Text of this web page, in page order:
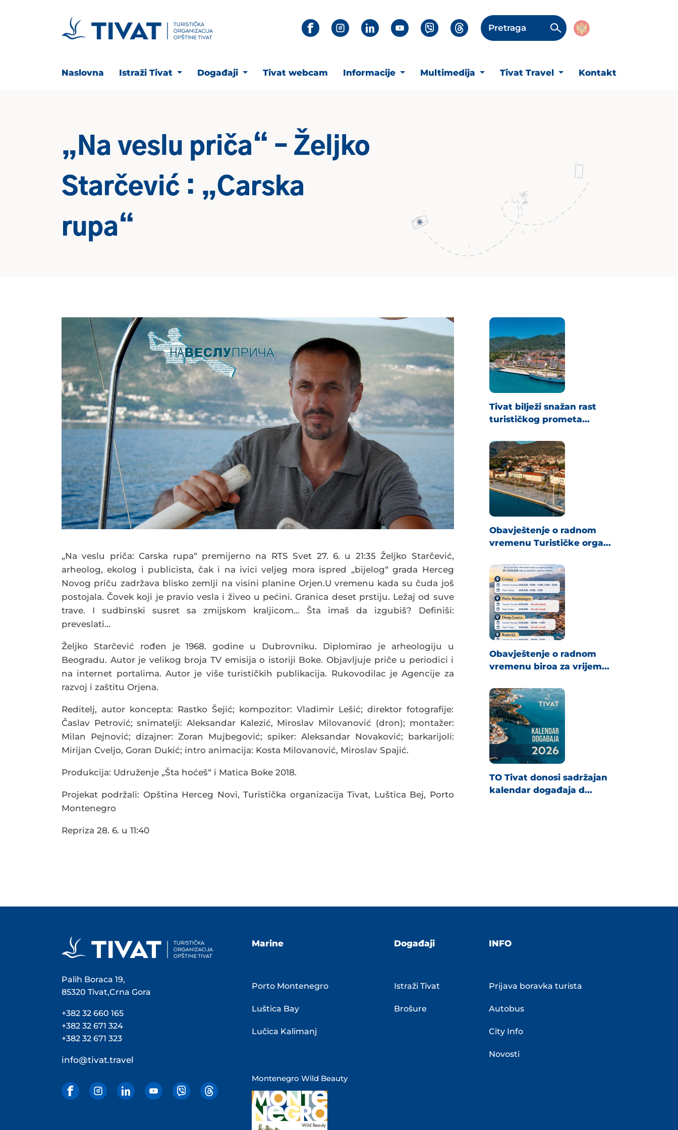
Pretraga
Naslovna Istraži Tivat Događaji Tivat webcam Informacije Multimedija Tivat Travel Kontakt
„Na veslu priča“ – Željko
Starčević : „Carska
rupa“
„Na veslu priča: Carska rupa“ premijerno na RTS Svet 27. 6. u 21:35 Željko Starčević,
arheolog, ekolog i publicista, čak i na ivici veljeg mora ispred „bijelog“ grada Herceg
Novog priču zadržava blisko zemlji na visini planine Orjen.U vremenu kada su čuda još
postojala. Čovek koji je pravio vesla i živeo u pećini. Granica deset prstiju. Ležaj od suve
trave. I sudbinski susret sa zmijskom kraljicom… Šta imaš da izgubiš? Definiši:
preveslati…
Željko Starčević rođen je 1968. godine u Dubrovniku. Diplomirao je arheologiju u
Beogradu. Autor je velikog broja TV emisija o istoriji Boke. Objavljuje priče u periodici i
na internet portalima. Autor je više turističkih publikacija. Rukovodilac je Agencije za
razvoj i zaštitu Orjena.
Reditelj, autor koncepta: Rastko Šejić; kompozitor: Vladimir Lešić; direktor fotografije:
Časlav Petrović; snimatelji: Aleksandar Kalezić, Miroslav Milovanović (dron); montažer:
Milan Pejnović; dizajner: Zoran Mujbegović; spiker: Aleksandar Novaković; barkarijoli:
Mirijan Cveljo, Goran Dukić; intro animacija: Kosta Milovanović, Miroslav Spajić.
Produkcija: Udruženje „Šta hoćeš“ i Matica Boke 2018.
Projekat podržali: Opština Herceg Novi, Turistička organizacija Tivat, Luštica Bej, Porto
Montenegro
Repriza 28. 6. u 11:40
Tivat bilježi snažan rast
turističkog prometa...
Obavještenje o radnom
vremenu Turističke orga...
Obavještenje o radnom
vremenu biroa za vrijem...
TO Tivat donosi sadržajan
kalendar događaja d...
Palih Boraca 19,
85320 Tivat,Crna Gora
+382 32 660 165
+382 32 671 324
+382 32 671 323
info@tivat.travel
Marine
Porto Montenegro
Luštica Bay
Lučica Kalimanj
Montenegro Wild Beauty
Događaji
Istraži Tivat
Brošure
INFO
Prijava boravka turista
Autobus
City Info
Novosti